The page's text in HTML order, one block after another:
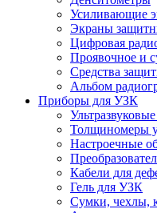
Усиливающие
Экраны
Цифровая
Проявочное и
Средства
Альбом
Приборы для УЗК
Толщиномеры
Настроечные
Кабели для
Гель для УЗК
Сумки, чехлы,